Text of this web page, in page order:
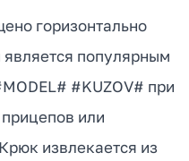
горизонтально
популярным
#KUZOV# при
или
извлекается из